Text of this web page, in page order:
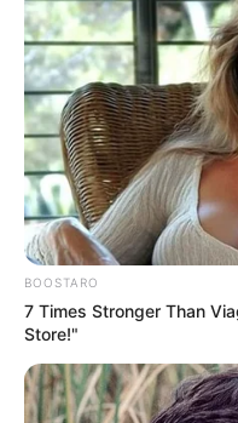
BOOSTARO
7 Times Stronger Than
Store!"